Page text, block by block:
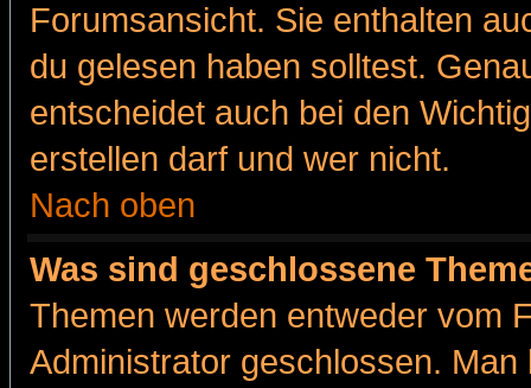
Forumsansicht. Sie enthalten
du gelesen haben solltest.
entscheidet auch bei den
erstellen darf und wer nicht.
Nach oben
Was sind geschlossene
Themen werden entweder vom
Administrator geschlossen.